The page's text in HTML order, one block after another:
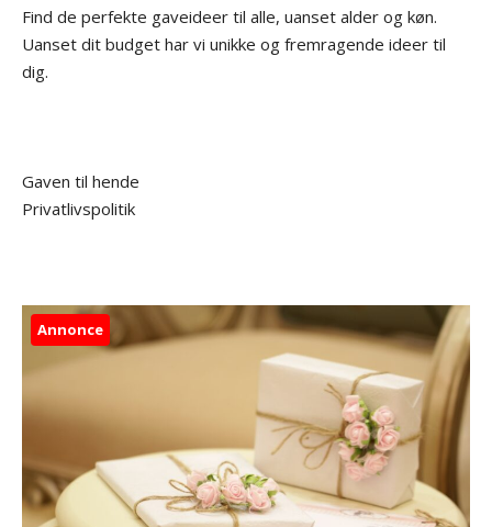
Find de perfekte gaveideer til alle, uanset alder og køn.
Uanset dit budget har vi unikke og fremragende ideer til
dig.
Gaven til hende
Privatlivspolitik
Annonce